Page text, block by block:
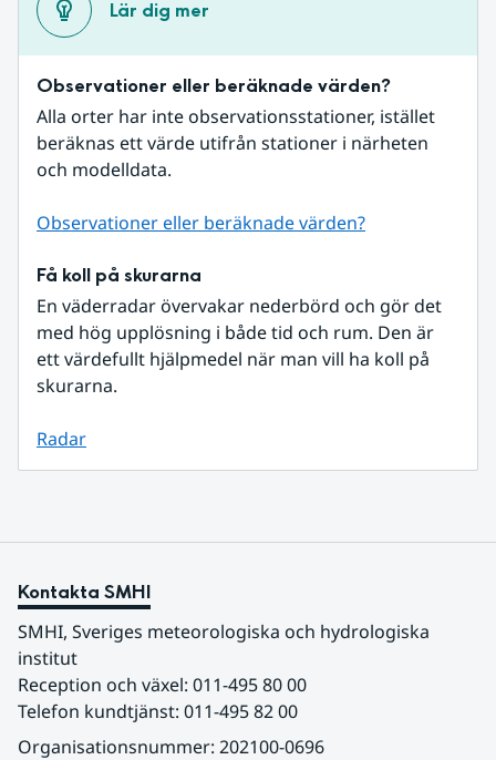
Lär dig mer
Observationer eller beräknade värden?
Alla orter har inte observationsstationer, istället
beräknas ett värde utifrån stationer i närheten
och modelldata.
Observationer eller beräknade värden?
Få koll på skurarna
En väderradar övervakar nederbörd och gör det
med hög upplösning i både tid och rum. Den är
ett värdefullt hjälpmedel när man vill ha koll på
skurarna.
Radar
Kontakta SMHI
SMHI, Sveriges meteorologiska och hydrologiska
institut
Reception och växel: 011-495 80 00
Telefon kundtjänst: 011-495 82 00
Organisationsnummer: 202100-0696